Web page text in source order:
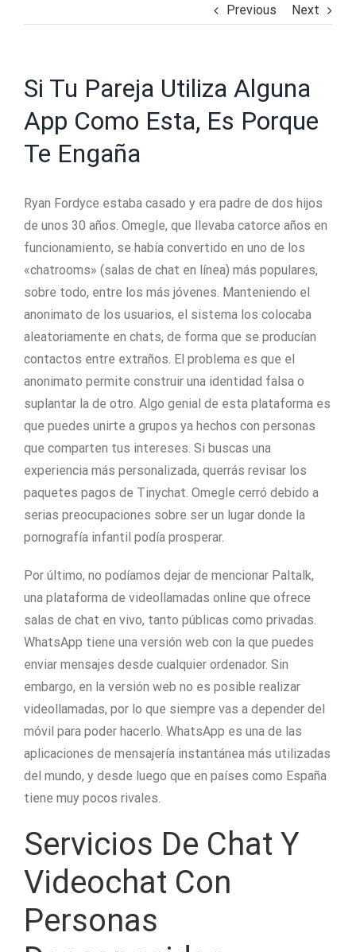
Previous Next
Si Tu Pareja Utiliza Alguna
App Como Esta, Es Porque
Te Engaña
Ryan Fordyce estaba casado y era padre de dos hijos
de unos 30 años. Omegle, que llevaba catorce años en
funcionamiento, se había convertido en uno de los
«chatrooms» (salas de chat en línea) más populares,
sobre todo, entre los más jóvenes. Manteniendo el
anonimato de los usuarios, el sistema los colocaba
aleatoriamente en chats, de forma que se producían
contactos entre extraños. El problema es que el
anonimato permite construir una identidad falsa o
suplantar la de otro. Algo genial de esta plataforma es
que puedes unirte a grupos ya hechos con personas
que comparten tus intereses. Si buscas una
experiencia más personalizada, querrás revisar los
paquetes pagos de Tinychat. Omegle cerró debido a
serias preocupaciones sobre ser un lugar donde la
pornografía infantil podía prosperar.
Por último, no podíamos dejar de mencionar Paltalk,
una plataforma de videollamadas online que ofrece
salas de chat en vivo, tanto públicas como privadas.
WhatsApp tiene una versión web con la que puedes
enviar mensajes desde cualquier ordenador. Sin
embargo, en la versión web no es posible realizar
videollamadas, por lo que siempre vas a depender del
móvil para poder hacerlo. WhatsApp es una de las
aplicaciones de mensajería instantánea más utilizadas
del mundo, y desde luego que en países como España
tiene muy pocos rivales.
Servicios De Chat Y
Videochat Con
Personas